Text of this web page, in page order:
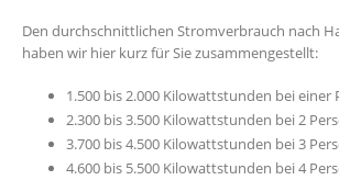
Den durchschnittlichen Stromverbrauch nach
haben wir hier kurz für Sie zusammengestellt:
1.500 bis 2.000 Kilowattstunden bei einer
2.300 bis 3.500 Kilowattstunden bei 2
3.700 bis 4.500 Kilowattstunden bei 3
4.600 bis 5.500 Kilowattstunden bei 4